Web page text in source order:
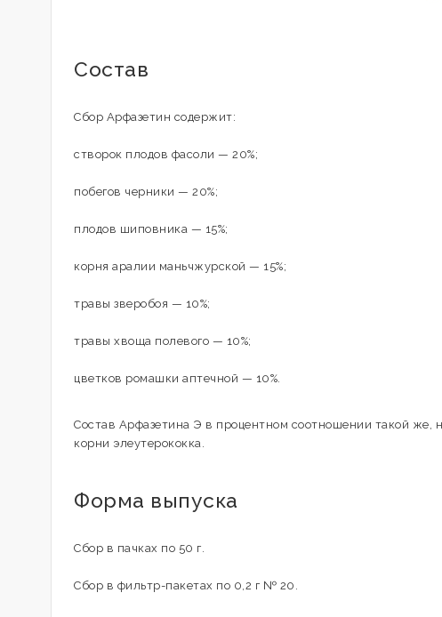
Состав
Сбор Арфазетин содержит:
створок плодов фасоли — 20%;
побегов черники — 20%;
плодов шиповника — 15%;
корня аралии маньчжурской — 15%;
травы зверобоя — 10%;
травы хвоща полевого — 10%;
цветков ромашки аптечной — 10%.
Состав Арфазетина Э в процентном соотношении такой
корни элеутерококка.
Форма выпуска
Сбор в пачках по 50 г.
Сбор в фильтр-пакетах по 0,2 г № 20.